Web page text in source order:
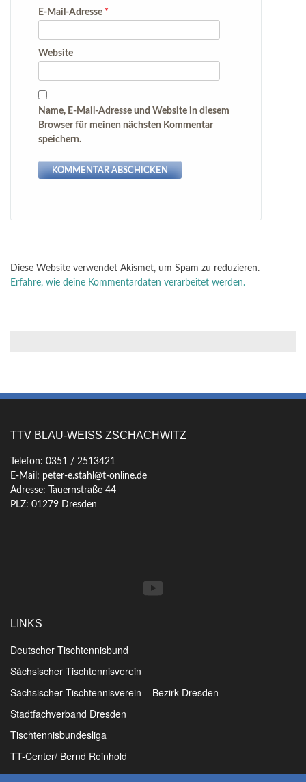
E-Mail-Adresse *
Website
Name, E-Mail-Adresse und Website in diesem
Browser für meinen nächsten Kommentar
speichern.
Diese Website verwendet Akismet, um Spam zu reduzieren.
Erfahre, wie deine Kommentardaten verarbeitet werden.
TTV BLAU-WEISS ZSCHACHWITZ
Telefon: 0351 / 2513421
E-Mail: peter-e.stahl@t-online.de
Adresse: Tauernstraße 44
PLZ: 01279 Dresden
YouTube
LINKS
Deutscher Tischtennisbund
Sächsischer Tischtennisverein
Sächsischer Tischtennisverein – Bezirk Dresden
Stadtfachverband Dresden
Tischtennisbundesliga
TT-Center/ Bernd Reinhold